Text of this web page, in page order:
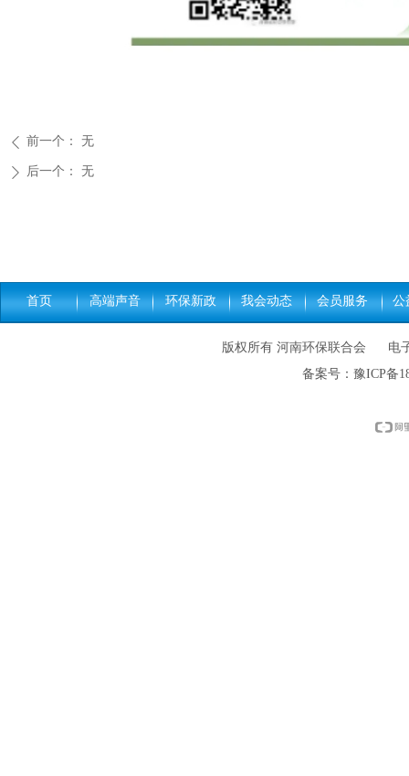
ꄴ 前一个： 无
ꄲ 后一个： 无
首页 高端声音 环保新政 我会动态 会员服务 公
版权所有 河南环保联合会 电子
备案号： 豫ICP备